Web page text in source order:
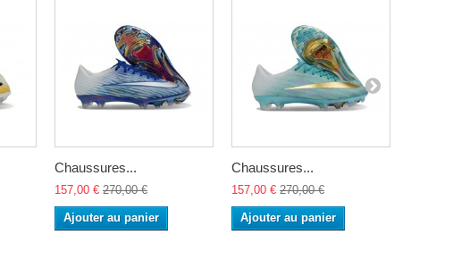
Chaussures...
157,00 € 270,00 €
Ajouter au panier
Chaussures...
157,00 € 270,00 €
Ajouter au panier